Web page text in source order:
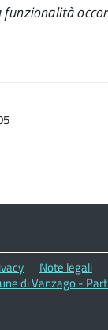
funzionalità
Note legali
di Vanzago -